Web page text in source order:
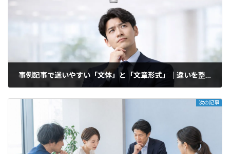
事例記事で迷いやすい「文体」と「文章形式」｜違いを整理し、読みやすく設計するための考え方
次の記事